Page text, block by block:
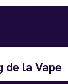
de la Vape